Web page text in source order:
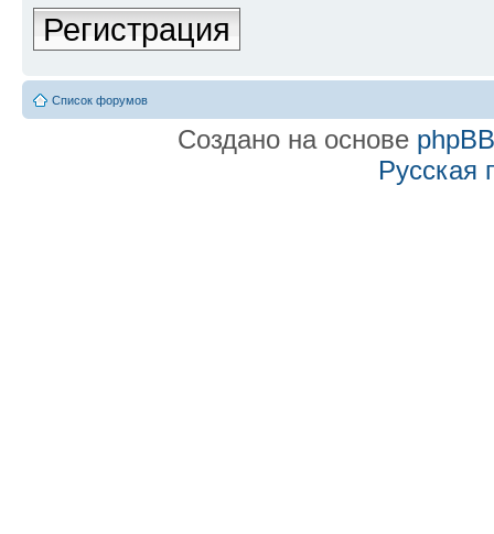
Регистрация
Список форумов
Создано на основе phpBB
Русская